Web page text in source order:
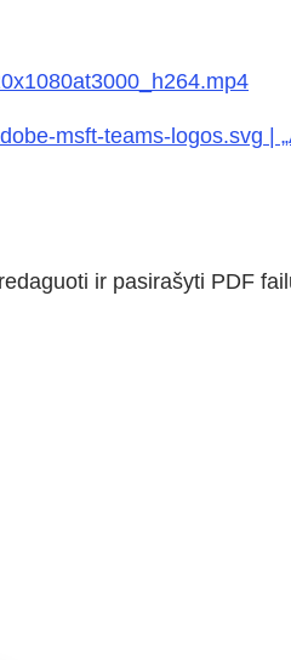
msft-teams-logos.svg |
ir pasirašyti PDF